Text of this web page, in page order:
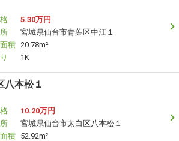
5.30万円
宮城県仙台市青葉区中江１
積 20.78m²
1K
八本松１
10.20万円
宮城県仙台市太白区八本松１
積 52.92m²